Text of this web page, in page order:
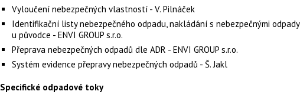
Vyloučení nebezpečných vlastností - V. Pilnáček
Identifikační listy nebezpečného odpadu, nakládání s nebezpečnými odpady
u původce - ENVI GROUP s.r.o.
Přeprava nebezpečných odpadů dle ADR - ENVI GROUP s.r.o.
Systém evidence přepravy nebezpečných odpadů - Š. Jakl
Specifické odpadové toky